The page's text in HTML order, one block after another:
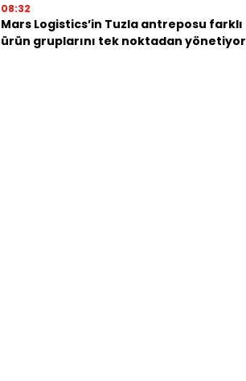
08:32
Mars Logistics’in Tuzla antreposu farklı
ürün gruplarını tek noktadan yönetiyor